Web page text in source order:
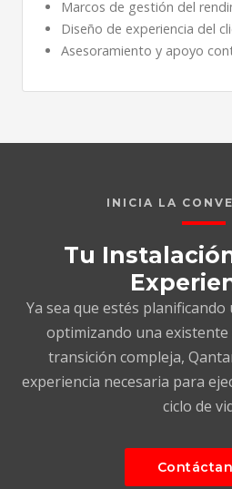
Marcos de gestión del
Diseño de experiencia del
Asesoramiento y apoyo
INICIA LA
Tu
Ya sea que estés
optimizando una
transición compleja,
experiencia necesaria para
ciclo de